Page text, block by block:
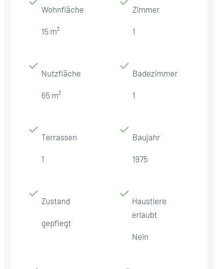
Wohnfläche
15 m²
Zimmer
1
Nutzfläche
65 m²
Badezimmer
1
Terrassen
1
Baujahr
1975
Zustand
gepflegt
Haustiere
erlaubt
Nein